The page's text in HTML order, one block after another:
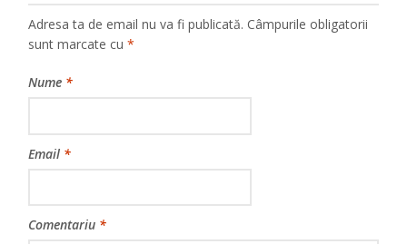
Adresa ta de email nu va fi publicată. Câmpurile obligatorii
sunt marcate cu*
Nume *
Email *
Comentariu *